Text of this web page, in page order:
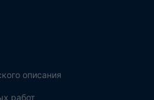
описания
работ